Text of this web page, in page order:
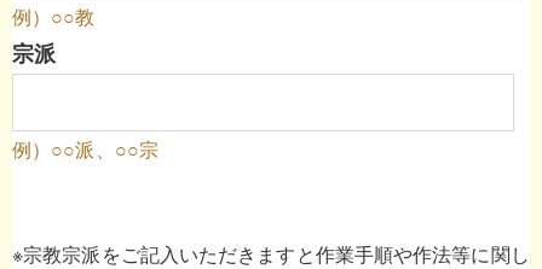
例）○○教
宗派
例）○○派、○○宗
※宗教宗派をご記入いただきますと作業手順や作法等に関し